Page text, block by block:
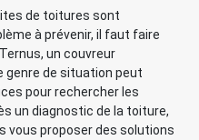
de toitures sont
à prévenir, il faut faire
un couvreur
genre de situation peut
pour rechercher les
un diagnostic de la toiture,
vous proposer des solutions